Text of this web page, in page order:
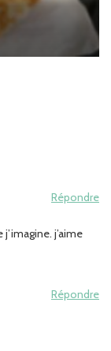
Répondre
j’aime
Répondre